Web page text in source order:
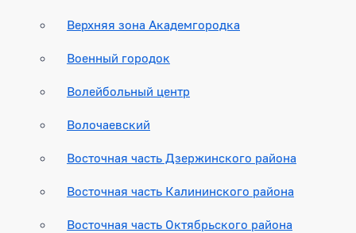
Верхняя зона Академгородка
Военный городок
Волейбольный центр
Волочаевский
Восточная часть Дзержинского района
Восточная часть Калининского района
Восточная часть Октябрьского района